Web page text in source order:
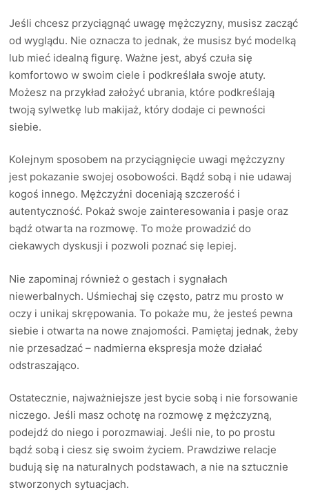
Jeśli chcesz przyciągnąć uwagę mężczyzny, musisz zacząć
od wyglądu. Nie oznacza to jednak, że musisz być modelką
lub mieć idealną figurę. Ważne jest, abyś czuła się
komfortowo w swoim ciele i podkreślała swoje atuty.
Możesz na przykład założyć ubrania, które podkreślają
twoją sylwetkę lub makijaż, który dodaje ci pewności
siebie.
Kolejnym sposobem na przyciągnięcie uwagi mężczyzny
jest pokazanie swojej osobowości. Bądź sobą i nie udawaj
kogoś innego. Mężczyźni doceniają szczerość i
autentyczność. Pokaż swoje zainteresowania i pasje oraz
bądź otwarta na rozmowę. To może prowadzić do
ciekawych dyskusji i pozwoli poznać się lepiej.
Nie zapominaj również o gestach i sygnałach
niewerbalnych. Uśmiechaj się często, patrz mu prosto w
oczy i unikaj skrępowania. To pokaże mu, że jesteś pewna
siebie i otwarta na nowe znajomości. Pamiętaj jednak, żeby
nie przesadzać – nadmierna ekspresja może działać
odstraszająco.
Ostatecznie, najważniejsze jest bycie sobą i nie forsowanie
niczego. Jeśli masz ochotę na rozmowę z mężczyzną,
podejdź do niego i porozmawiaj. Jeśli nie, to po prostu
bądź sobą i ciesz się swoim życiem. Prawdziwe relacje
budują się na naturalnych podstawach, a nie na sztucznie
stworzonych sytuacjach.